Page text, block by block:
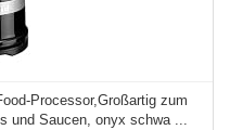
Processor,Großartig zum
und Saucen, onyx schwa ...